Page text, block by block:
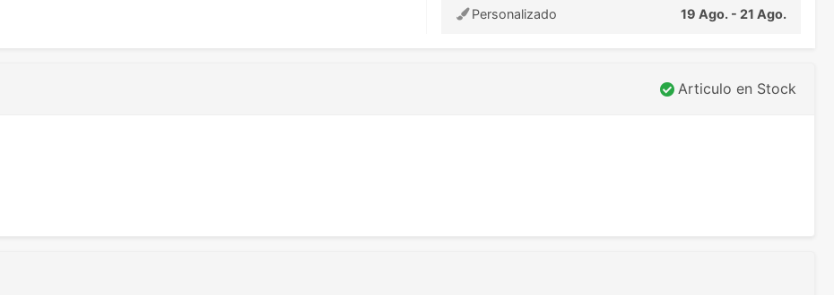
Personalizado
19 Ago. - 21 Ago.
Articulo en Stock